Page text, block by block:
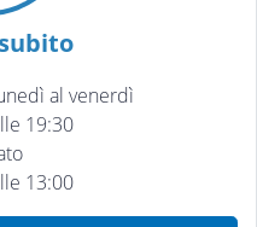
al venerdì
19:30
13:00